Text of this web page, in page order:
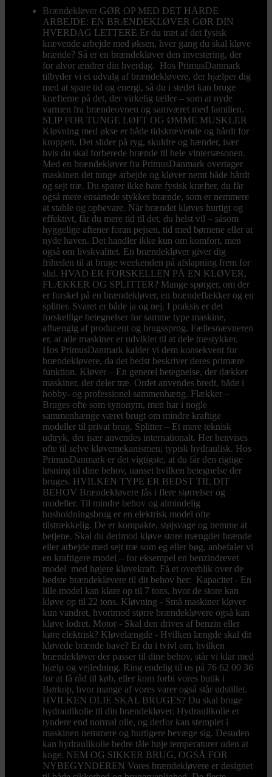
Brændekløver GØR OP MED DET HÅRDE
ARBEJDE: EN BRÆNDEKLØVER GØR DIN
HVERDAG LETTERE Er du træt af det fysisk
krævende arbejde med øksen, hver gang du skal kløve
brænde? Så er en brændekløver den investering, der
for alvor ændrer din hverdag. Hos PrimusDanmark
tilbyder vi et udvalg af brændekløvere, der hjælper dig
med at spare tid og energi, så du i stedet kan bruge
kræfterne på det, der virkelig tæller – som at nyde
varmen fra brændeovnen og samværet med familien.
SLIP FOR TUNGE LØFT OG ØMME MUSKLER
Kløvning med økse er både tidskrævende og hårdt for
kroppen. Det slider på ryg, skuldre og hænder, især
hvis du skal forberede brænde til hele vintersæsonen.
Med en brændekløver fra PrimusDanmark overtager
maskinen det tunge arbejde og kløver nemt både hårdt
og sejt træ. Du sparer ikke bare fysisk kræfter, du får
også mere ensartede stykker brænde, som er nemmere
at stable og opbevare. Når brændet kløves hurtigt og
effektivt, får du mere tid til det, du helst vil – såsom
hyggelige aftener foran pejsen, tid med børnene eller at
nyde haven. Det handler ikke kun om komfort, men
også om livskvalitet. En brændekløver giver dig
friheden til at bruge weekenden på afslapning frem for
slid. HVAD ER FORSKELLEN PÅ EN KLØVER,
FLÆKKER OG SPLITTER? Mange spørger, om der
er forskel på en brændekløver, en brændeflækker og en
splitter. Svaret er både ja og nej. I praksis er det
forskellige betegnelser for samme type maskine,
afhængig af producent og brugssprog. Fællesnævneren
er, at alle maskiner er udviklet til at dele træstykker.
Hos PrimusDanmark kalder vi dem konsekvent for
brændekløvere, da det bedst beskriver deres primære
funktion. Kløver – En generel betegnelse, der dækker
maskiner, der deler træ. Ordet anvendes bredt, både i
hobby- og professionel sammenhæng. Flækker –
Bruges ofte som synonym, men har i nogle
sammenhænge været brugt om mindre kraftige
modeller til privat brug. Splitter – Et mere teknisk
udtryk, der især anvendes internationalt. Her henvises
ofte til selve kløvemekanismen, typisk hydraulisk. Hos
PrimusDanmark er det vigtigste, at du får den rigtige
løsning til dine behov, uanset hvilken betegnelse der
bruges. HVILKEN TYPE ER BEDST TIL DIT
BEHOV Brændekløvere fås i flere størrelser og
modeller. Til mindre behov og almindelig
husholdningsbrug er en elektrisk model ofte
tilstrækkelig. De er kompakte, støjsvage og nemme at
betjene. Skal du derimod kløve store mængder brænde
eller arbejde med sejt træ som eg eller bøg, anbefaler vi
en kraftigere model – for eksempel en benzindrevet
model med højere kløvekraft. Få et overblik over de
bedste brændekløvere til dit behov her: Kapacitet - En
lille model kan klare op til 7 tons, hvor de store kan
kløve op til 22 tons. Kløvning - Små maskiner kløver
kun vandret, hvorimod større brændekløvere også kan
kløve lodret. Motor - Skal den drives af benzin eller
køre elektrisk? Kløvelængde - Hvilken længde skal dit
kløvede brænde have? Er du i tvivl om, hvilken
brændekløver der passer til dine behov, står vi klar med
hjælp og vejledning. Ring endelig til os på 76 62 00 36
for at få råd til køb, eller kom forbi vores butik i
Børkop, hvor mange af vores varer også står udstillet.
HVILKEN OLIE SKAL BRUGES? Du skal bruge
hydraulikolie til din brændekløver. Hydraulikolie er
tyndere end normal olie, og derfor kan stemplet i
maskinen nemmere og hurtigere bevæge sig. Desuden
kan hydraulikolie bedre tåle høje temperaturer uden at
koge. NEM OG SIKKER BRUG, OGSÅ FOR
NYBEGYNDEREN Vores brændekløvere er designet